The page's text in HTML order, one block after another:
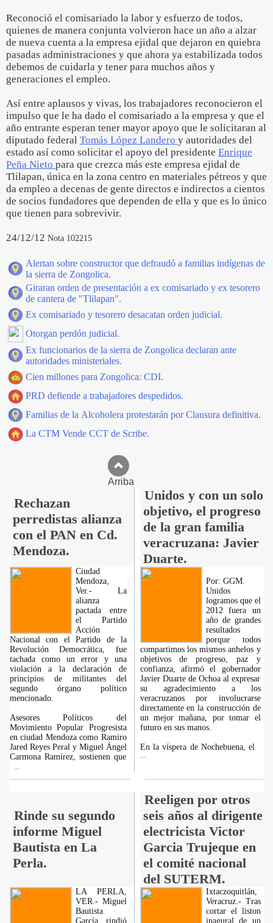
Reconoció el comisariado la labor y esfuerzo de todos,
quienes de manera conjunta volvieron hace un año a alzar
de nueva cuenta a la empresa ejidal que dejaron en quiebra
pasadas administraciones y que ahora ya estabilizada todos
debemos de cuidarla y tener para muchos años y
generaciones el empleo.
Así entre aplausos y vivas, los trabajadores reconocieron el
impulso que le ha dado el comisariado a la empresa y que el
año entrante esperan tener mayor apoyo que le solicitaran al
diputado federal Tomás López Landero y autoridades del
estado así como solicitar el apoyo del presidente Enrique
Peña Nieto para que crezca más este empresa ejidal de
Tlilapan, única en la zona centro en materiales pétreos y que
da empleo a decenas de gente directos e indirectos a cientos
de socios fundadores que dependen de ella y que es lo único
que tienen para sobrevivir.
24/12/12 Nota 102215
Alertan sobre constructor que defraudó a familias indígenas de
la sierra de Zongolica.
Giraran orden de presentación a ex comisariado y ex tesorero
de cantera de "Tlilapan".
Ex comisariado y tesorero desacatan orden judicial.
Otorgan perdón judicial.
Ex funcionarios de la sierra de Zongolica declaran ante
autoridades ministeriales.
Cien millones para Zongolica: CDI.
PRD defiende a trabajadores despedidos.
Familias de la Alcoholera protestarán por Clausura definitiva.
La CTM Vende CCT de Scribe.
Arriba
Rechazan
perredistas alianza
con el PAN en Cd.
Mendoza.
Unidos y con un solo
objetivo, el progreso
de la gran familia
veracruzana: Javier
Duarte.
Ciudad
Mendoza,
Ver.- La
alianza
pactada entre
el Partido
Acción
Nacional con el Partido de la
Revolución Democrática, fue
tachada como un error y una
violación a la declaración de
principios de militantes del
segundo órgano político
mencionado.
Asesores Políticos del
Movimiento Popular Progresista
en ciudad Mendoza como Ramiro
Jared Reyes Peral y Miguel Ángel
Carmona Ramírez, sostienen que
Por: GGM.
Unidos
logramos que el
2012 fuera un
año de grandes
resultados
porque todos
compartimos los mismos anhelos y
objetivos de progreso, paz y
confianza, afirmó el gobernador
Javier Duarte de Ochoa al expresar
su agradecimiento a los
veracruzanos por involucrarse
directamente en la construcción de
un mejor mañana, por tomar el
futuro en sus manos.
En la víspera de Nochebuena, el
Rinde su segundo
informe Miguel
Bautista en La
Perla.
Reeligen por otros
seis años al dirigente
electricista Victor
Garcia Trujeque en
el comité nacional
del SUTERM.
LA PERLA,
VER.- Miguel
Bautista
García, rindió
Ixtaczoquitlán,
Veracruz.- Tras
cortar el liston
inagural de un